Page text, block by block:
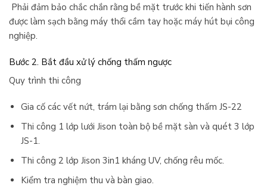
Phải đảm bảo chắc chắn rằng bề mặt trước khi tiến hành sơn
được làm sạch bằng máy thổi cầm tay hoặc máy hút bụi công
nghiệp.
Bước 2. Bắt đầu xử lý chống thấm ngược
Quy trình thi công
Gia cố các vết nứt, trám lại bằng sơn chống thấm JS-22
Thi công 1 lớp lưới Jison toàn bộ bề mặt sàn và quét 3 lớp
JS-1.
Thi công 2 lớp Jison 3in1 kháng UV, chống rêu mốc.
Kiểm tra nghiệm thu và bàn giao.